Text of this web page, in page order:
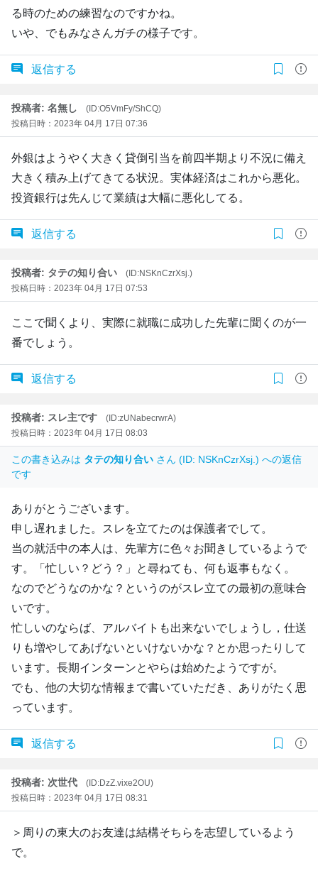
る時のための練習なのですかね。
いや、でもみなさんガチの様子です。
返信する
投稿者: 名無し
(ID:O5VmFy/ShCQ)
投稿日時：2023年 04月 17日 07:36
外銀はようやく大きく貸倒引当を前四半期より不況に備え
大きく積み上げてきてる状況。実体経済はこれから悪化。
投資銀行は先んじて業績は大幅に悪化してる。
返信する
投稿者: タテの知り合い
(ID:NSKnCzrXsj.)
投稿日時：2023年 04月 17日 07:53
ここで聞くより、実際に就職に成功した先輩に聞くのが一
番でしょう。
返信する
投稿者: スレ主です
(ID:zUNabecrwrA)
投稿日時：2023年 04月 17日 08:03
この書き込みは タテの知り合い さん (ID: NSKnCzrXsj.) への返信
です
ありがとうございます。
申し遅れました。スレを立てたのは保護者でして。
当の就活中の本人は、先輩方に色々お聞きしているようで
す。「忙しい？どう？」と尋ねても、何も返事もなく。
なのでどうなのかな？というのがスレ立ての最初の意味合
いです。
忙しいのならば、アルバイトも出来ないでしょうし，仕送
りも増やしてあげないといけないかな？とか思ったりして
います。長期インターンとやらは始めたようですが。
でも、他の大切な情報まで書いていただき、ありがたく思
っています。
返信する
投稿者: 次世代
(ID:DzZ.vixe2OU)
投稿日時：2023年 04月 17日 08:31
＞周りの東大のお友達は結構そちらを志望しているよう
で。